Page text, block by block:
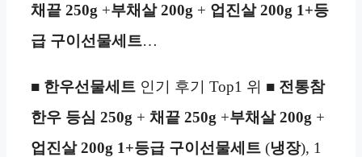
채끝 250g +부채살 200g + 업진살 200g 1+등
급 구이선물세트…
■ 한우선물세트 인기 후기 Top1 위 ■ 전통참
한우 등심 250g + 채끝 250g +부채살 200g +
업진살 200g 1+등급 구이선물세트 (냉장), 1